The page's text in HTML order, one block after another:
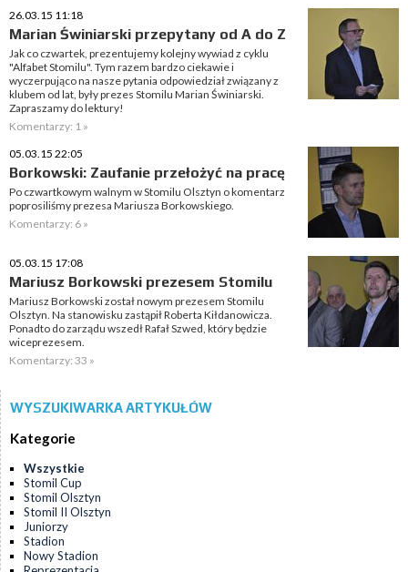
26.03.15 11:18
Marian Świniarski przepytany od A do Z
Jak co czwartek, prezentujemy kolejny wywiad z cyklu
"Alfabet Stomilu". Tym razem bardzo ciekawie i
wyczerpująco na nasze pytania odpowiedział związany z
klubem od lat, były prezes Stomilu Marian Świniarski.
Zapraszamy do lektury!
Komentarzy: 1 »
05.03.15 22:05
Borkowski: Zaufanie przełożyć na pracę
Po czwartkowym walnym w Stomilu Olsztyn o komentarz
poprosiliśmy prezesa Mariusza Borkowskiego.
Komentarzy: 6 »
05.03.15 17:08
Mariusz Borkowski prezesem Stomilu
Mariusz Borkowski został nowym prezesem Stomilu
Olsztyn. Na stanowisku zastąpił Roberta Kiłdanowicza.
Ponadto do zarządu wszedł Rafał Szwed, który będzie
wiceprezesem.
Komentarzy: 33 »
WYSZUKIWARKA ARTYKUŁÓW
Kategorie
Wszystkie
Stomil Cup
Stomil Olsztyn
Stomil II Olsztyn
Juniorzy
Stadion
Nowy Stadion